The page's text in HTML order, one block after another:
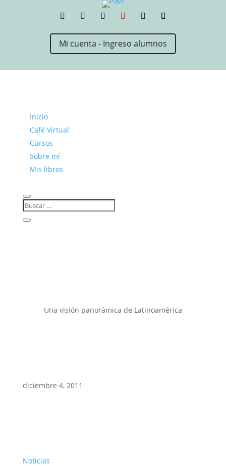
Mi cuenta - Ingreso alumnos
Inicio
Café Virtual
Cursos
Sobre mí
Mis libros
Una visión panorámica de Latinoamérica
diciembre 4, 2011
Noticias